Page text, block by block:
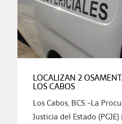
LOCALIZAN 2
LOS CABOS
Los Cabos, BCS.-La
Justicia del Estado